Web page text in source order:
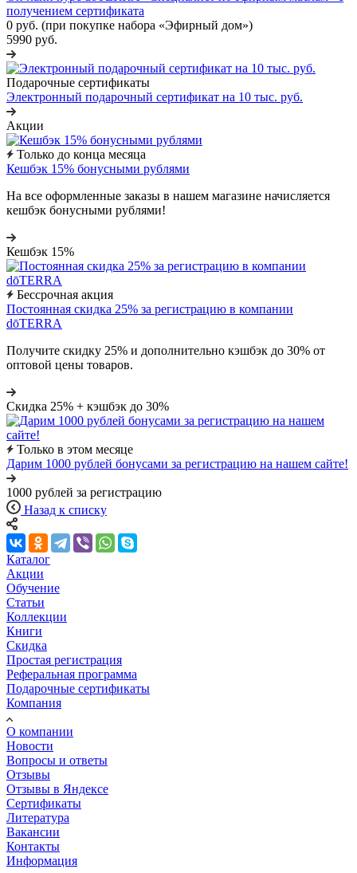
получением сертификата
0 руб. (при покупке набора «Эфирный дом»)
5990 руб.
Подарочные сертификаты
Электронный подарочный сертификат на 10 тыс. руб.
Акции
Только до конца месяца
Кешбэк 15% бонусными рублями
На все оформленные заказы в нашем магазине начисляется
кешбэк бонусными рублями!
Кешбэк 15%
Бессрочная акция
Постоянная скидка 25% за регистрацию в компании
dōTERRA
Получите скидку 25% и дополнительно кэшбэк до 30% от
оптовой цены товаров.
Скидка 25% + кэшбэк до 30%
Только в этом месяце
Дарим 1000 рублей бонусами за регистрацию на нашем сайте!
1000 рублей за регистрацию
Назад к списку
Каталог
Акции
Обучение
Статьи
Коллекции
Книги
Скидка
Простая регистрация
Реферальная программа
Подарочные сертификаты
Компания
О компании
Новости
Вопросы и ответы
Отзывы
Отзывы в Яндексе
Сертификаты
Литература
Вакансии
Контакты
Информация